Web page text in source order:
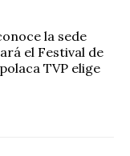
la sede
el Festival de
TVP elige